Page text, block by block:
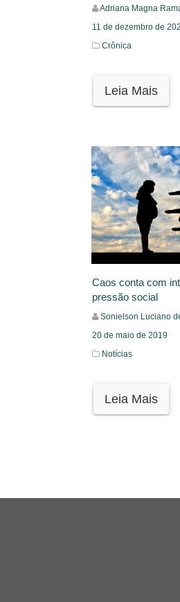
Adriana Magna
11 de dezembro de
Crônica
Leia Mais
Caos conta com
pressão social
Sonielson Luciano
20 de maio de 2019
Notícias
Leia Mais